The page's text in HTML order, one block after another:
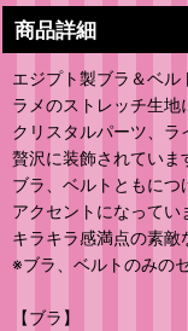
商品詳細
エジプト製ブラ＆ベル
ラメのストレッチ生地
クリスタルパーツ、
贅沢に装飾されていま
ブラ、ベルトともに
アクセントになってい
キラキラ感満点の素敵
※ブラ、ベルトのみの
【ブラ】